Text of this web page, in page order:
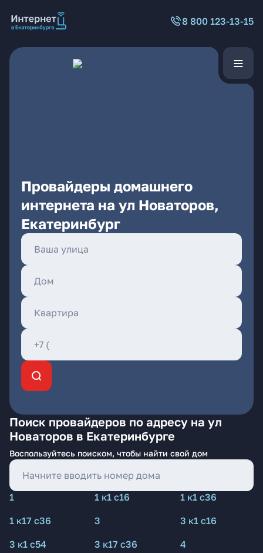
8 800 123-13-15
Провайдеры домашнего
интернета на ул Новаторов,
Екатеринбург
Поиск провайдеров по адресу на ул
Новаторов в Екатеринбурге
Воспользуйтесь поиском, чтобы найти свой дом
1 1 к1 с16
1 к1 с36
1 к17 с36
3
3 к1 с16
3 к1 с54
3 к17 с36
4